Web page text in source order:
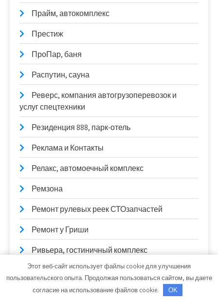
Прайм, автокомплекс
Престиж
ПроПар, баня
Распутин, сауна
Реверс, компания автогрузоперевозок и
услуг спецтехники
Резиденция 888, парк-отель
Реклама и Контакты
Релакс, автомоечный комплекс
Ремзона
Ремонт рулевых реек СТОзапчастей
Ремонт у Гриши
Ривьера, гостиничный комплекс
Ривьера, сауна
Римские термы, сауна
Этот веб-сайт использует файлы cookie для улучшения
пользовательского опыта. Продолжая пользоваться сайтом, вы даете
согласие на использование файлов cookie.
OK